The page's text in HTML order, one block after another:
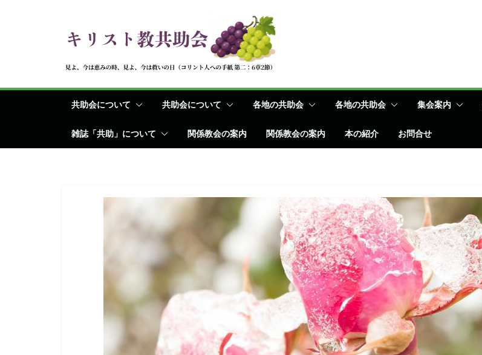
へ
共助会について 共助会について 各地の共助会 各地の共助会 集会案内
雑誌「共助」について 関係教会の案内 関係教会の案内 本の紹介 お問合せ